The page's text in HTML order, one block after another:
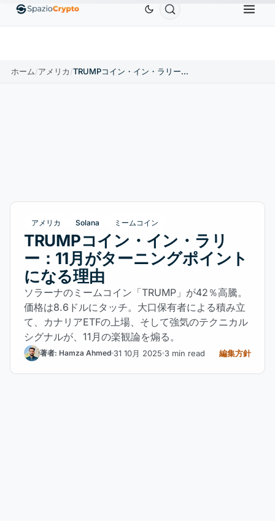
EthereumETH$1,880.58 Tether USDT$0.9991 BNBBNB
ホーム/アメリカ/ TRUMPコイン・イン・ラリー：11月がターニングポイントになる理由
アメリカ Solana ミームコイン
TRUMPコイン・イン・ラリ
ー：11月がターニングポイント
になる理由
ソラーナのミームコイン「TRUMP」が42％高騰。
価格は8.6ドルにタッチ。大口保有者による積み立
て、カナリアETFの上場、そして強気のテクニカル
シグナルが、11月の楽観論を煽る。
著者: Hamza Ahmed 31 10月 2025 3 min read 編集方針